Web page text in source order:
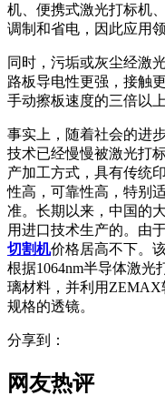
机、便携式激光打标机
调制和省电，因此应用
同时，污垢或灰尘经激
路板导电性更强，接触
手动擦板速度的三倍以上
事实上，随着社会的进
技术已经慢慢被激光打
产加工方式，具有传统
性高，可靠性高，特别
准。长期以来，中国的
用进口技术生产的。由
切割机价格居高不下。
根据1064nm半导体激光
璃材料，并利用
规格的透镜。
分享到：
网友热评